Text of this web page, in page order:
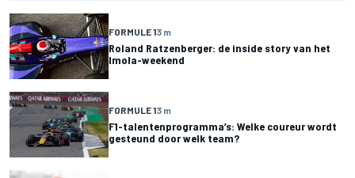
FORMULE 13 m
Roland Ratzenberger: de inside story van het
Imola-weekend
FORMULE 13 m
F1-talentenprogramma’s: Welke coureur wordt
gesteund door welk team?